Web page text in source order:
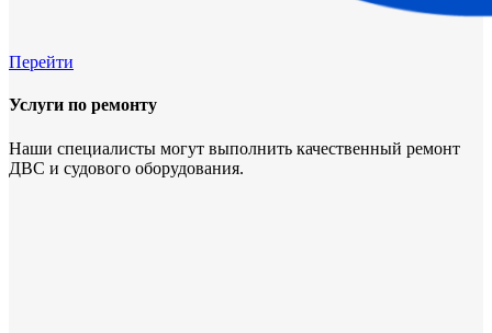
Перейти
Услуги по ремонту
Наши специалисты могут выполнить качественный ремонт
ДВС и судового оборудования.